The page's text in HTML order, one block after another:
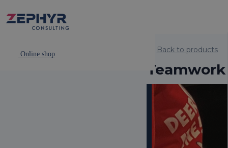
Online shop Back to products